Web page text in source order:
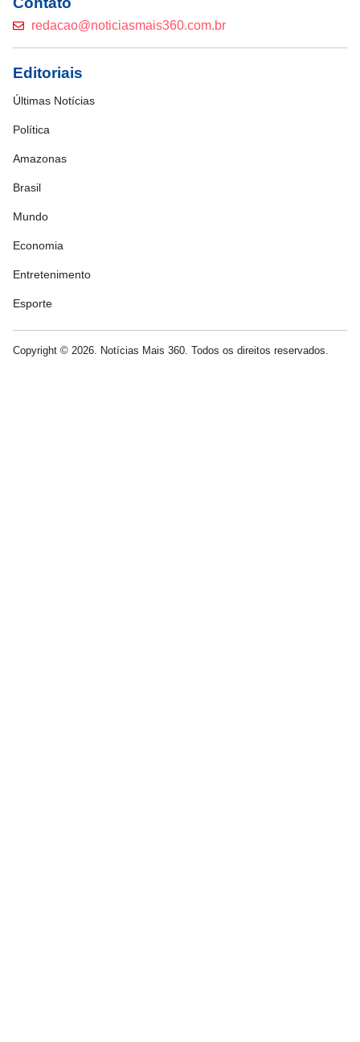
redacao@noticiasmais360.com.br
Editoriais
Últimas Notícias
Política
Amazonas
Brasil
Mundo
Economia
Entretenimento
Esporte
Copyright © 2026. Notícias Mais 360. Todos os direitos reservados.